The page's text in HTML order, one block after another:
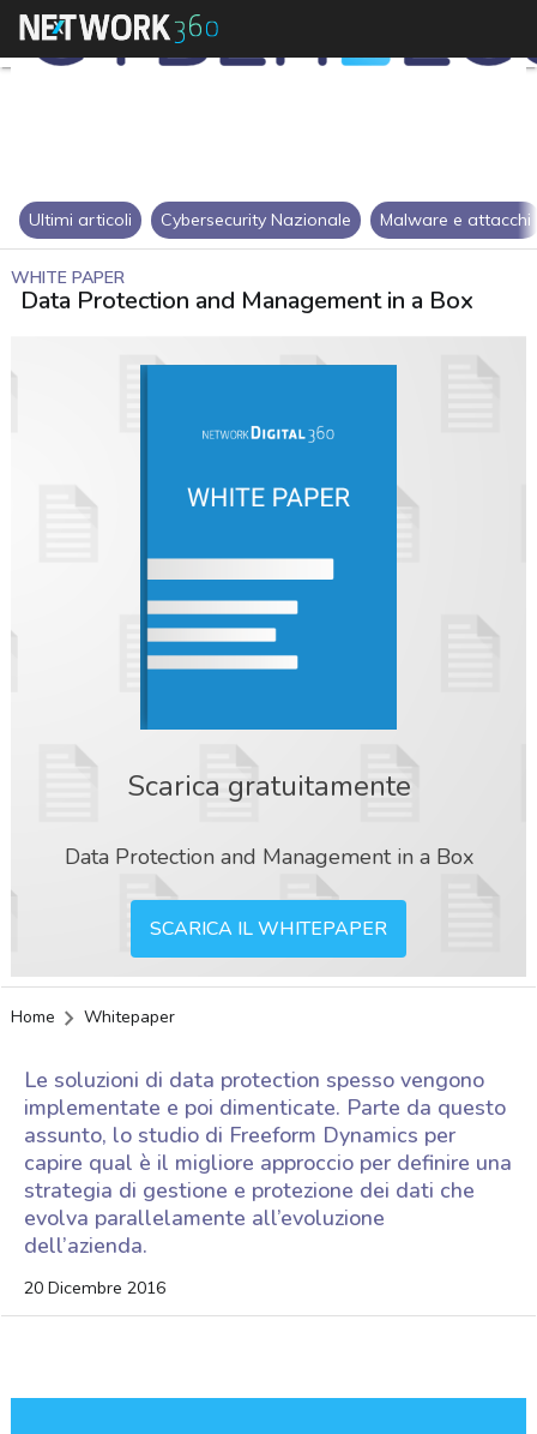
Ultimi articoli Cybersecurity Nazionale Malware e attacchi
WHITE PAPER
Data Protection and Management in a Box
Scarica gratuitamente
Data Protection and Management in a Box
SCARICA IL WHITEPAPER
Home Whitepaper
Le soluzioni di data protection spesso vengono
implementate e poi dimenticate. Parte da questo
assunto, lo studio di Freeform Dynamics per
capire qual è il migliore approccio per definire una
strategia di gestione e protezione dei dati che
evolva parallelamente all’evoluzione
dell’azienda.
20 Dicembre 2016